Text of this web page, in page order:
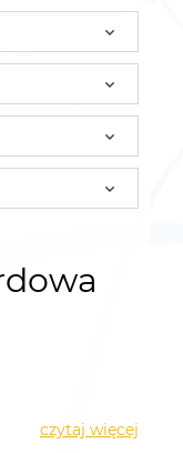
czytaj więcej